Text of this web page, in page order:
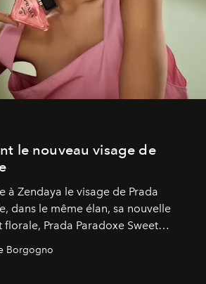
le nouveau visage de
à Zendaya le visage de Prada
dans le même élan, sa nouvelle
Prada Paradoxe Sweet
Borgogno